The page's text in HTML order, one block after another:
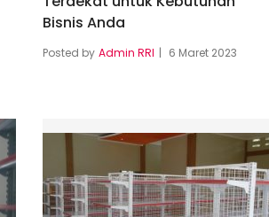
Bisnis Anda
Posted by Admin RRI 6 Maret 2023